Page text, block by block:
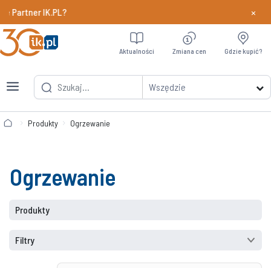
IK.PL? Dowiedz
×
Wszędzie
Aktualności Zmiana cen Gdzie kupić?
Produkty Ogrzewanie
Ogrzewanie
Produkty
Filtry